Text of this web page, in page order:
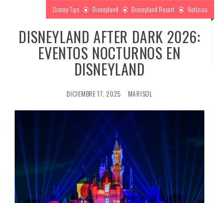
Disney Tips Disneyland Disneyland Resort Noticias
DISNEYLAND AFTER DARK 2026:
EVENTOS NOCTURNOS EN
DISNEYLAND
DICIEMBRE 17, 2025 MARISOL